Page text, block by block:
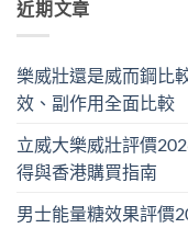
近期文章
樂威壯還是威而鋼比
效、副作用全面比較
立威大樂威壯評價
得與香港購買指南
男士能量糖效果評價